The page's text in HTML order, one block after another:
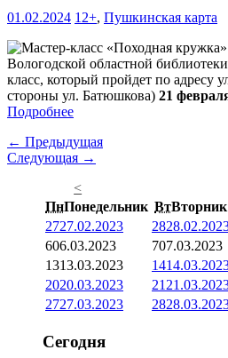
01.02.2024 12+, Пушкинская карта
Вологодской областной
класс, который пройдет по адресу
стороны ул. Батюшкова) 21
Подробнее
← Предыдущая
Следующая →
<
ПнПонедельник ВтВторник
2727.02.2023 28
606.03.2023 707.03.2023
1313.03.2023 14
2020.03.2023 21
2727.03.2023 28
Сегодня